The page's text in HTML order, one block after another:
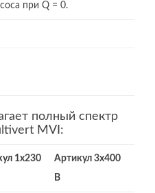
при Q = 0.
полный спектр
MVI:
1х230
Артикул 3х400
В